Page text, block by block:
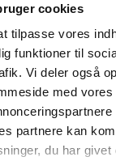
cookies
tilpasse vores
funktioner til
Vi deler også
med vores
partnere kan
du har givet
som en
ressourcer. Det
sammen
både har
med
i visse